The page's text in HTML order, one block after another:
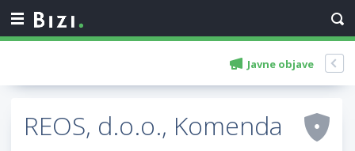
Javne objave
REOS, d.o.o., Komenda